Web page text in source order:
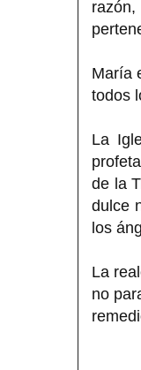
María
todos
La
de la
dulce
los
La
no